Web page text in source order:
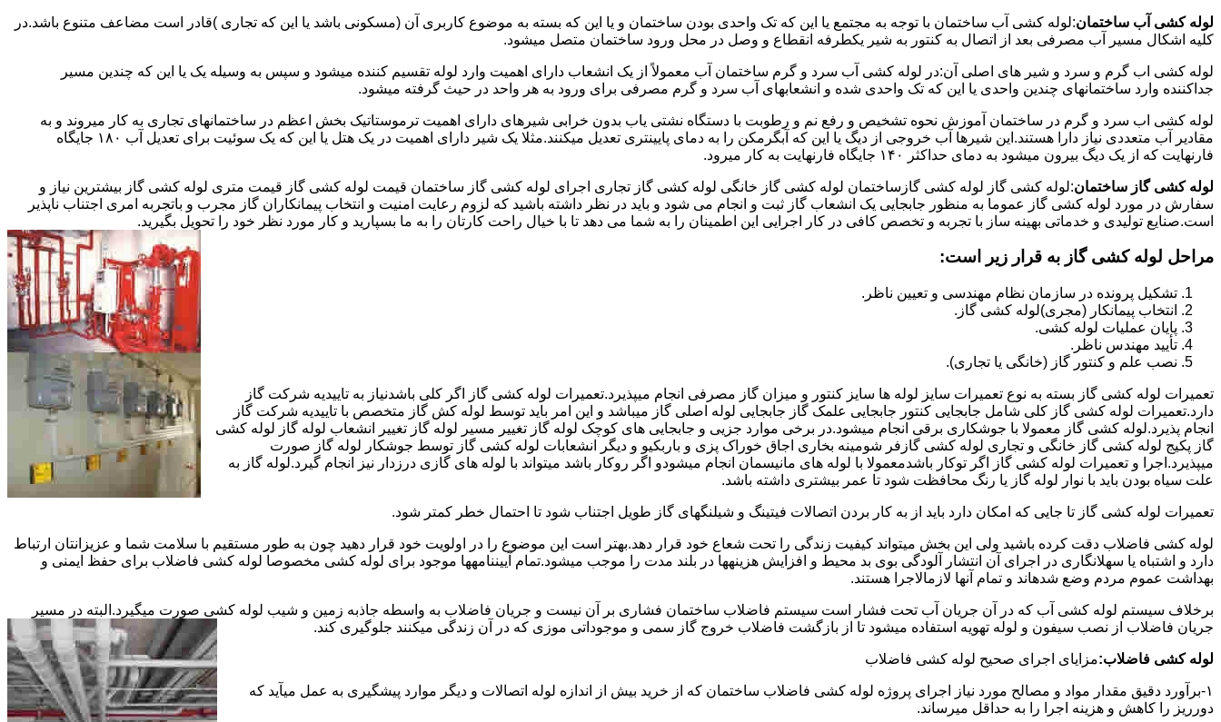
لوله کشی آب ساختمان:لوله کشی آب ساختمان با توجه به مجتمع یا این که تک واحدی بودن ساختمان و یا این که بسته به موضوع کاربری آن (مسکونی باشد یا این که تجاری )قادر است مضاعف متنوع باشد.در
کلیه اشکال مسیر آب مصرفی بعد از اتصال به کنتور به شیر یکطرفه انقطاع و وصل در محل ورود ساختمان متصل میشود.
لوله کشی اب گرم و سرد و شیر های اصلی آن:در لوله کشی آب سرد و گرم ساختمان آب معمولاً از یک انشعاب دارای اهمیت وارد لوله تقسیم کننده میشود و سپس به وسیله یک یا این که چندین مسیر
جداکننده وارد ساختمانهای چندین واحدی یا این که تک واحدی شده و انشعابهای آب سرد و گرم مصرفی برای ورود به هر واحد در حیث گرفته میشود.
لوله کشی اب سرد و گرم در ساختمان آموزش نحوه تشخیص و رفع نم و رطوبت با دستگاه نشتی یاب بدون خرابی شیرهای دارای اهمیت ترموستاتیک بخش اعظم در ساختمانهای تجاری به کار میروند و به
مقادیر آب متعددی نیاز دارا هستند.این شیرها آب خروجی از دیگ یا این که آبگرمکن را به دمای پایینتری تعدیل میکنند.مثلا یک شیر دارای اهمیت در یک هتل یا این که یک سوئیت برای تعدیل آب ۱۸۰ جایگاه
فارنهایت که از یک دیگ بیرون میشود به دمای حداکثر ۱۴۰ جایگاه فارنهایت به کار میرود.
لوله کشی گاز ساختمان:لوله کشی گاز لوله کشی گازساختمان لوله کشی گاز خانگی لوله کشی گاز تجاری اجرای لوله کشی گاز ساختمان قیمت لوله کشی گاز قیمت متری لوله کشی گاز بیشترین نیاز و
سفارش در مورد لوله کشی گاز عموما به منظور جابجایی یک انشعاب گاز ثبت و انجام می شود و باید در نظر داشته باشید که لزوم رعایت امنیت و انتخاب پیمانکاران گاز مجرب و باتجربه امری اجتناب ناپذیر
است.صنایع تولیدی و خدماتی بهینه ساز با تجربه و تخصص کافی در کار اجرایی این اطمینان را به شما می دهد تا با خیال راحت کارتان را به ما بسپارید و کار مورد نظر خود را تحویل بگیرید.
مراحل لوله کشی گاز به قرار زیر است:
تشکیل پرونده در سازمان نظام مهندسی و تعیین ناظر.
انتخاب پیمانکار (مجری)لوله کشی گاز.
پایان عملیات لوله کشی.
تأیید مهندس ناظر.
نصب علم و کنتور گاز (خانگی یا تجاری).
تعمیرات لوله کشی گاز بسته به نوع تعمیرات سایز لوله ها سایز کنتور و میزان گاز مصرفی انجام میپذیرد.تعمیرات لوله کشی گاز اگر کلی باشدنیاز به تاییدیه شرکت گاز
دارد.تعمیرات لوله کشی گاز کلی شامل جابجایی کنتور جابجایی علمک گاز جابجایی لوله اصلی گاز میباشد و این امر باید توسط لوله کش گاز متخصص با تاییدیه شرکت گاز
انجام پذیرد.لوله کشی گاز معمولا با جوشکاری برقی انجام میشود.در برخی موارد جزیی و جابجایی های کوچک لوله گاز تغییر مسیر لوله گاز تغییر انشعاب لوله گاز لوله کشی
گاز پکیج لوله کشی گاز خانگی و تجاری لوله کشی گازفر شومینه بخاری اجاق خوراک پزی و باربکیو و دیگر انشعابات لوله کشی گاز توسط جوشکار لوله گاز صورت
میپذیرد.اجرا و تعمیرات لوله کشی گاز اگر توکار باشدمعمولا با لوله های مانیسمان انجام میشودو اگر روکار باشد میتواند با لوله های گازی درزدار نیز انجام گیرد.لوله گاز به
علت سیاه بودن باید با نوار لوله گاز یا رنگ محافظت شود تا عمر بیشتری داشته باشد.
تعمیرات لوله کشی گاز تا جایی که امکان دارد باید از به کار بردن اتصالات فیتینگ و شیلنگهای گاز طویل اجتناب شود تا احتمال خطر کمتر شود.
لوله کشی فاضلاب دقت کرده باشید ولی این بخش میتواند کیفیت زندگی را تحت شعاع خود قرار دهد.بهتر است این موضوع را در اولویت خود قرار دهید چون به طور مستقیم با سلامت شما و عزیزانتان ارتباط
دارد و اشتباه یا سهلانگاری در اجرای آن انتشار آلودگی بوی بد محیط و افزایش هزینهها در بلند مدت را موجب میشود.تمام آییننامهها موجود برای لوله کشی مخصوصا لوله کشی فاضلاب برای حفظ ایمنی و
بهداشت عموم مردم وضع شدهاند و تمام آنها لازمالاجرا هستند.
برخلاف سیستم لوله کشی آب که در آن جریان آب تحت فشار است سیستم فاضلاب ساختمان فشاری بر آن نیست و جریان فاضلاب به واسطه جاذبه زمین و شیب لوله کشی صورت میگیرد.البته در مسیر
جریان فاضلاب از نصب سیفون و لوله تهویه استفاده میشود تا از بازگشت فاضلاب خروج گاز سمی و موجوداتی موزی که در آن زندگی میکنند جلوگیری کند.
لوله کشی فاضلاب:مزایای اجرای صحیح لوله کشی فاضلاب
۱-برآورد دقیق مقدار مواد و مصالح مورد نیاز اجرای پروژه لوله کشی فاضلاب ساختمان که از خرید بیش از اندازه لوله اتصالات و دیگر موارد پیشگیری به عمل میآید که
دورریز را کاهش و هزینه اجرا را به حداقل میرساند.